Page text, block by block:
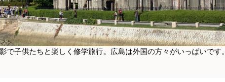
で子供たちと楽しく修学旅行。広島は外国の方々がいっぱいです。